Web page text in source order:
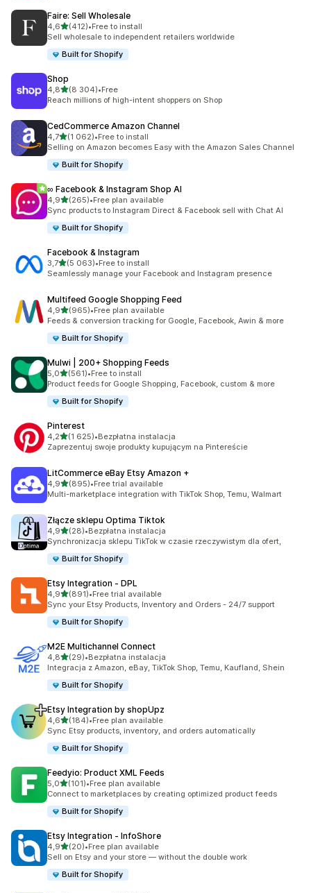
Faire: Sell Wholesale
4,6na 5 gwiazdek
(412)
Łączna liczba recenzji: 412
•Free to install
Sell wholesale to independent retailers worldwide
Built for Shopify
Shop
4,8na 5 gwiazdek
(8 304)
Łączna liczba recenzji: 8304
•Free
Reach millions of high-intent shoppers on Shop
CedCommerce Amazon Channel
4,7na 5 gwiazdek
(1 062)
Łączna liczba recenzji: 1062
•Free to install
Selling on Amazon becomes Easy with the Amazon Sales Channel
Built for Shopify
∞ Facebook & Instagram Shop AI
4,9na 5 gwiazdek
(265)
Łączna liczba recenzji: 265
•Free plan available
Sync products to Instagram Direct & Facebook sell with Chat AI
Built for Shopify
Facebook & Instagram
3,7na 5 gwiazdek
(5 063)
Łączna liczba recenzji: 5063
•Free to install
Seamlessly manage your Facebook and Instagram presence
Multifeed Google Shopping Feed
4,9na 5 gwiazdek
(965)
Łączna liczba recenzji: 965
•Free plan available
Feeds & conversion tracking for Google, Facebook, Awin & more
Built for Shopify
Mulwi | 200+ Shopping Feeds
5,0na 5 gwiazdek
(561)
Łączna liczba recenzji: 561
•Free to install
Product feeds for Google Shopping, Facebook, custom & more
Built for Shopify
Pinterest
4,2na 5 gwiazdek
(1 625)
Łączna liczba recenzji: 1625
•Bezpłatna instalacja
Zaprezentuj swoje produkty kupującym na Pintereście
LitCommerce eBay Etsy Amazon +
4,9na 5 gwiazdek
(895)
Łączna liczba recenzji: 895
•Free trial available
Multi-marketplace integration with TikTok Shop, Temu, Walmart
Złącze sklepu Optima Tiktok
4,9na 5 gwiazdek
(28)
Łączna liczba recenzji: 28
•Bezpłatna instalacja
Synchronizacja sklepu TikTok w czasie rzeczywistym dla ofert,
Built for Shopify
Etsy Integration ‑ DPL
4,9na 5 gwiazdek
(891)
Łączna liczba recenzji: 891
•Free trial available
Sync your Etsy Products, Inventory and Orders - 24/7 support
Built for Shopify
M2E Multichannel Connect
4,8na 5 gwiazdek
(29)
Łączna liczba recenzji: 29
•Bezpłatna instalacja
Integracja z Amazon, eBay, TikTok Shop, Temu, Kaufland, Shein
Built for Shopify
Etsy Integration by shopUpz
4,6na 5 gwiazdek
(184)
Łączna liczba recenzji: 184
•Free plan available
Sync Etsy products, inventory, and orders automatically
Built for Shopify
Feedyio: Product XML Feeds
5,0na 5 gwiazdek
(101)
Łączna liczba recenzji: 101
•Free plan available
Connect to marketplaces by creating optimized product feeds
Built for Shopify
Etsy Integration ‑ InfoShore
4,9na 5 gwiazdek
(20)
Łączna liczba recenzji: 20
•Free plan available
Sell on Etsy and your store — without the double work
Built for Shopify